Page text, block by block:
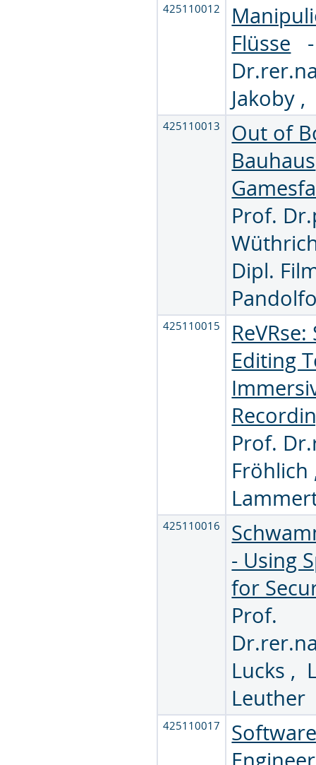
425110012
Flüsse
Jakoby
425110013
Out of
Bauhaus
Prof.
Dipl.
425110015
Editing
Prof.
Fröhlich
425110016
- Using
for
Prof.
Lucks ,
Leuther
425110017